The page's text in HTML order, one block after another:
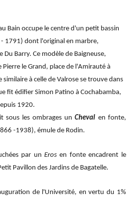
Bain occupe le centre d'un petit bassin
1791) dont l'original en marbre,
Barry. Ce modèle de Baigneuse,
le Grand, place de l'Amirauté à
à celle de Valrose se trouve dans
fit édifier Simon Patino à Cochabamba,
1920.
sous les ombrages un Cheval en fonte,
-1938), émule de Rodin.
par unEros en fonte encadrent le
Pavillon des Jardins de Bagatelle.
de l'Université, en vertu du 1%